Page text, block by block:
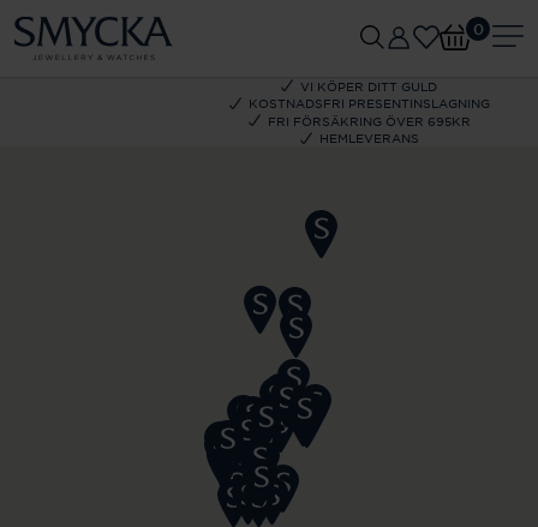
VI KÖPER DITT GULD
KOSTNADSFRI PRESENTINSLAGNING
FRI FÖRSÄKRING ÖVER 695KR
HEMLEVERANS
0